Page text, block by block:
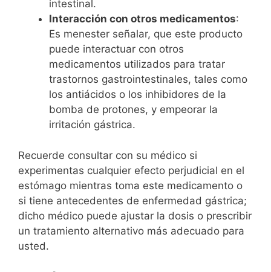
intestinal.
Interacción con otros medicamentos:
Es menester señalar, que este producto
puede interactuar con otros
medicamentos utilizados para tratar
trastornos gastrointestinales, tales como
los antiácidos o los inhibidores de la
bomba de protones, y empeorar la
irritación gástrica.
Recuerde consultar con su médico si
experimentas cualquier efecto perjudicial en el
estómago mientras toma este medicamento o
si tiene antecedentes de enfermedad gástrica;
dicho médico puede ajustar la dosis o prescribir
un tratamiento alternativo más adecuado para
usted.